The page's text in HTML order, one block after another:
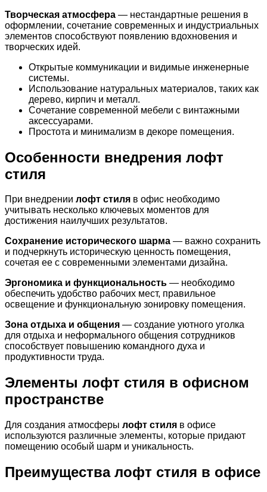
Творческая атмосфера — нестандартные решения в
оформлении, сочетание современных и индустриальных
элементов способствуют появлению вдохновения и
творческих идей.
Открытые коммуникации и видимые инженерные
системы.
Использование натуральных материалов, таких как
дерево, кирпич и металл.
Сочетание современной мебели с винтажными
аксессуарами.
Простота и минимализм в декоре помещения.
Особенности внедрения лофт
стиля
При внедрении лофт стиля в офис необходимо
учитывать несколько ключевых моментов для
достижения наилучших результатов.
Сохранение исторического шарма — важно сохранить
и подчеркнуть историческую ценность помещения,
сочетая ее с современными элементами дизайна.
Эргономика и функциональность — необходимо
обеспечить удобство рабочих мест, правильное
освещение и функциональную зонировку помещения.
Зона отдыха и общения — создание уютного уголка
для отдыха и неформального общения сотрудников
способствует повышению командного духа и
продуктивности труда.
Элементы лофт стиля в офисном
пространстве
Для создания атмосферы лофт стиля в офисе
используются различные элементы, которые придают
помещению особый шарм и уникальность.
Преимущества лофт стиля в офисе